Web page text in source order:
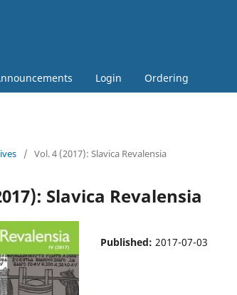
Login Ordering
/ Vol. 4 (2017): Slavica Revalensia
Slavica Revalensia
Published: 2017-07-03